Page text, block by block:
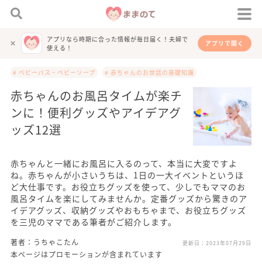
アプリなら時期に合った情報が毎日届く！夫婦で
使える！
アプリで開く
# ベビーバス・ベビーソープ # 赤ちゃんのお世話の基礎知識
赤ちゃんのお風呂タイムが楽チ
ンに！便利グッズやアイデアグ
ッズ12選
赤ちゃんと一緒にお風呂に入るのって、本当に大変ですよ
ね。赤ちゃんが小さいうちは、1日の一大イベントというほ
ど大仕事です。お役立ちグッズを使って、少しでもママのお
風呂タイムを楽にしてみませんか。定番グッズから驚きのア
イデアグッズ、収納グッズやおもちゃまで、お役立ちグッズ
を三児のママである筆者がご紹介します。
著者：うちゃこたん 更新日： 2023年07月29日
本ページはプロモーションが含まれています